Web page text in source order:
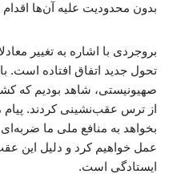
بدون محدودیت علیه آن‌ها اقدام
بروجردی با اشاره به تغییر
تحول جدید اتفاق افتاده است.
صهیونیستی، شاهد بودیم که
از ترس عقب‌نشینی کردند.
بخواهد به منافع ملی ما ضربه‌ای
عمل خواهیم کرد و دلیل این
ایستادگی است.